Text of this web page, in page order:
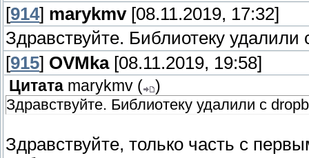
[914] marykmv[08.11.2019, 17:32]
Здравствуйте. Библиотеку удалили
[915] OVMka[08.11.2019, 19:58]
Цитата marykmv (
)
Здравствуйте. Библиотеку удалили с
Здравствуйте, только часть с